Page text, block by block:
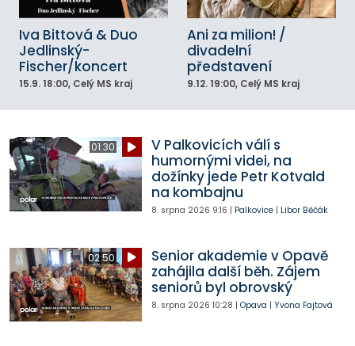
Iva Bittová & Duo
Jedlinský-
Fischer/koncert
15.9. 18:00, Celý MS kraj
Ani za milion! /
divadelní
představení
9.12. 19:00, Celý MS kraj
01:30
V Palkovicích válí s
humornými videi, na
dožínky jede Petr Kotvald
na kombajnu
8. srpna 2026 9:16 | Palkovice| Libor Běčák
02:50
Senior akademie v Opavě
zahájila další běh. Zájem
seniorů byl obrovský
8. srpna 2026 10:28 | Opava | Yvona Fajtová